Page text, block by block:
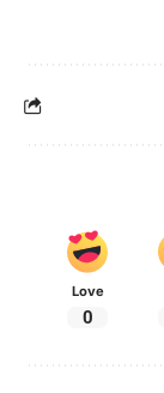
Love
0